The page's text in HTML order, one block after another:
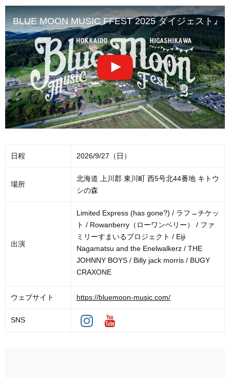
BLUE MOON MUSIC FFEST 2025 ダイジェストム
日程 2026/9/27（日）
場所
北海道 上川郡 東川町 西5号北44番地 キトウ
シの森
出演
Limited Express (has gone?) / ラフ→チケッ
ト / Rowanberry（ローワンベリー） / ファ
ミリーすまいるプロジェクト / Eiji
Nagamatsu and the Enelwalkerz / THE
JOHNNY BOYS / Billy jack morris / BUGY
CRAXONE
ウェブサイト https://bluemoon-music.com/
SNS